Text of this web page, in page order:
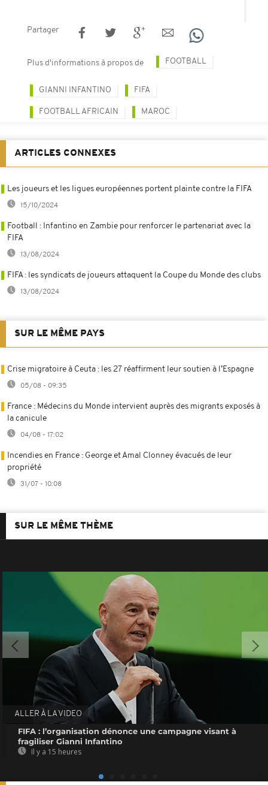
Partager
Plus d'informations à propos de FOOTBALL
GIANNI INFANTINO FIFA
FOOTBALL AFRICAIN MAROC
ARTICLES CONNEXES
Les joueurs et les ligues européennes portent plainte contre la FIFA
15/10/2024
Football : Infantino en Zambie pour renforcer le partenariat avec la
FIFA
13/08/2024
FIFA : les syndicats de joueurs attaquent la Coupe du Monde des clubs
13/08/2024
SUR LE MÊME PAYS
Crise migratoire à Ceuta : les 27 réaffirment leur soutien à l’Espagne
05/08 - 09:35
France : Médecins du Monde intervient auprès des migrants exposés à
la canicule
04/08 - 17:02
Incendies en France : George et Amal Clonney évacués de leur
propriété
31/07 - 10:08
SUR LE MÊME THÈME
ALLER À LA VIDEO
FIFA : l’organisation dénonce une campagne visant à
fragiliser Gianni Infantino
Il y a 15 heures